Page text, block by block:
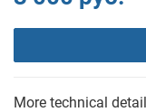
More technical